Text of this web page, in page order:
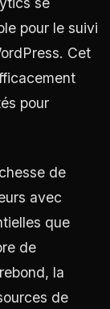
pour le suivi
Cet
pour
de
avec
que
de
la
de